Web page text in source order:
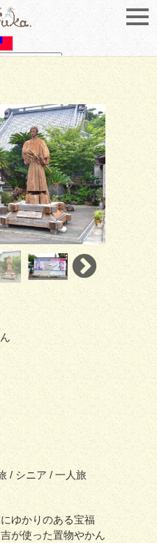
by Translate
/ シニア / 一人旅
ゆかりのある宝福
が使った置物やかん